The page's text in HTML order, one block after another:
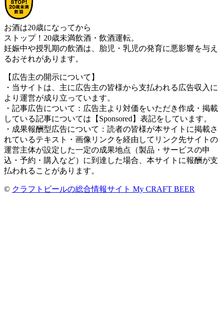
お酒は20歳になってから
ストップ！20歳未満飲酒・飲酒運転。
妊娠中や授乳期の飲酒は、胎児・乳児の発育に悪影響を与え
るおそれがあります。
【広告主の開示について】
・当サイトは、主に広告主の皆様から支払われる広告収入に
より運営が成り立っています。
・記事広告について：広告主より対価をいただき作成・掲載
している記事については【Sponsored】表記をしています。
・成果報酬型広告について：読者の皆様が本サイトに掲載さ
れているテキスト・画像リンクを経由してリンク先サイトの
運営主体が設定した一定の成果地点（製品・サービスの申
込・予約・購入など）に到達した場合、本サイトに報酬が支
払われることがあります。
© クラフトビールの総合情報サイト My CRAFT BEER